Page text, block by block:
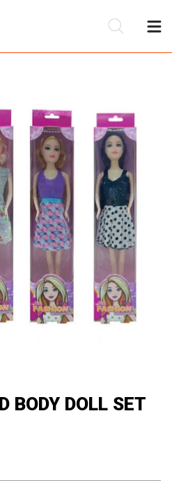
BODY DOLL SET